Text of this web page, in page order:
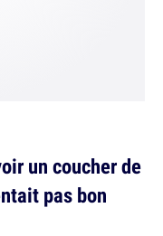
un coucher de
pas bon